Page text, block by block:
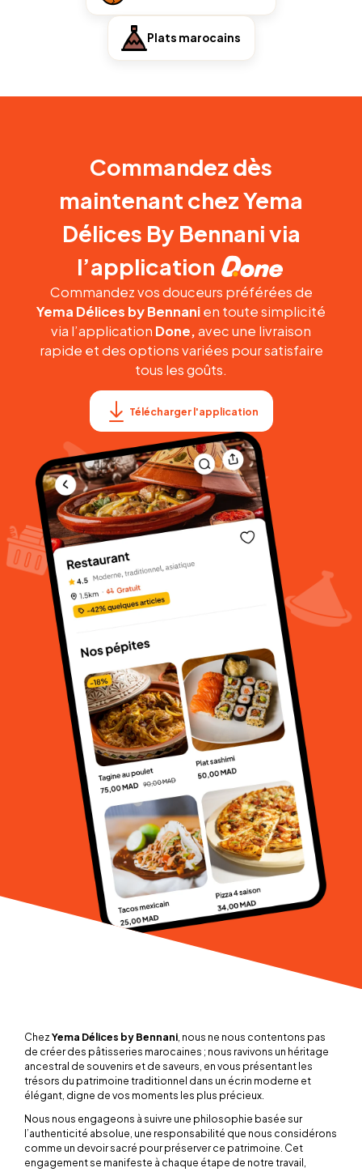
Plats marocains
Commandez dès
maintenant chez Yema
Délices By Bennani via
l’application
Commandez vos douceurs préférées de
Yema Délices by Bennanien toute simplicité
via l’application Done,avec une livraison
rapide et des options variées pour satisfaire
tous les goûts.
Télécharger l'application
ChezYema Délices by Bennani, nous ne nous contentons pas
de créer des pâtisseries marocaines ; nous ravivons un héritage
ancestral de souvenirs et de saveurs, en vous présentant les
trésors du patrimoine traditionnel dans un écrin moderne et
élégant, digne de vos moments les plus précieux.
Nous nous engageons à suivre une philosophie basée sur
l’authenticité absolue, une responsabilité que nous considérons
comme un devoir sacré pour préserver ce patrimoine. Cet
engagement se manifeste à chaque étape de notre travail,